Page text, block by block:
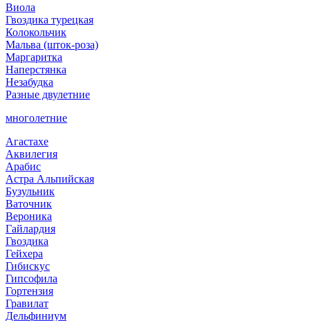
Виола
Гвоздика турецкая
Колокольчик
Мальва (шток-роза)
Маргаритка
Наперстянка
Незабудка
Разные двулетние
многолетние
Агастахе
Аквилегия
Арабис
Астра Альпийская
Бузульник
Ваточник
Вероника
Гайлардия
Гвоздика
Гейхера
Гибискус
Гипсофила
Гортензия
Гравилат
Дельфиниум